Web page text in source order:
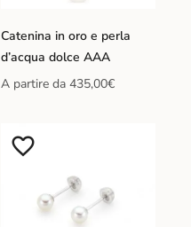
Catenina in oro e perla
d’acqua dolce AAA
A partire da 435,00€